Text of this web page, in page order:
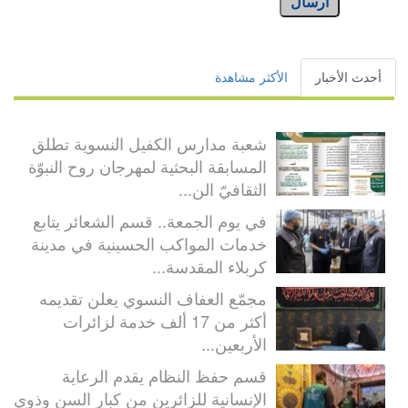
أحدث الأخبار الأكثر مشاهدة
شعبة مدارس الكفيل النسوية تطلق
المسابقة البحثية لمهرجان روح النبوّة
الثقافيّ الن...
في يوم الجمعة.. قسم الشعائر يتابع
خدمات المواكب الحسينية في مدينة
كربلاء المقدسة...
مجمّع العفاف النسوي يعلن تقديمه
أكثر من 17 ألف خدمة لزائرات
الأربعين...
قسم حفظ النظام يقدم الرعاية
الإنسانية للزائرين من كبار السن وذوي